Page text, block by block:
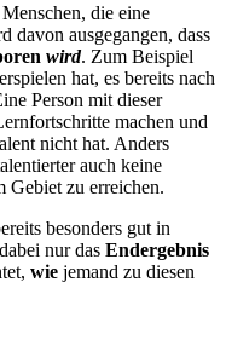
die eine
davon ausgegangen, dass
wird. Zum Beispiel
hat, es bereits nach
Person mit dieser
machen und
nicht hat. Anders
auch keine
Gebiet zu erreichen.
besonders gut in
nur das Endergebnis
wie jemand zu diesen